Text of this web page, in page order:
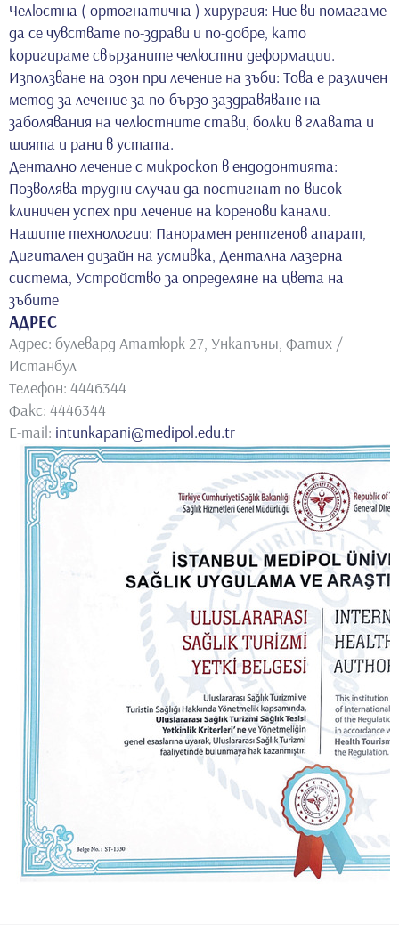
Челюстна ( ортогнатична ) хирургия: Ние ви помагаме
да се чувствате по-здрави и по-добре, като
коригираме свързаните челюстни деформации.
Използване на озон при лечение на зъби: Това е различен
метод за лечение за по-бързо заздравяване на
заболявания на челюстните стави, болки в главата и
шията и рани в устата.
Дентално лечение с микроскоп в ендодонтията:
Позволява трудни случаи да постигнат по-висок
клиничен успех при лечение на коренови канали.
Нашите технологии: Панорамен рентгенов апарат,
Дигитален дизайн на усмивка, Дентална лазерна
система, Устройство за определяне на цвета на
зъбите
АДРЕС
Адрес: булевард Ататюрк 27, Ункапъны, Фатих /
Истанбул
Телефон: 4446344
Факс: 4446344
E-mail: intunkapani@medipol.edu.tr